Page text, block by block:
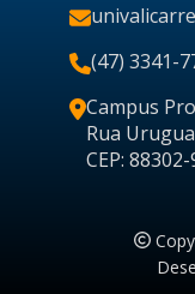
(47) 3341-
Campus
Rua
CEP: 88302-